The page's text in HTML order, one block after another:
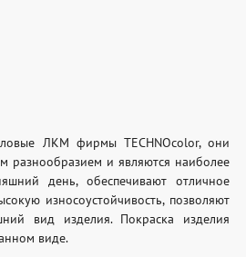
ЛКМ фирмы TECHNOcolor, они
разнообразием и являются наиболее
день, обеспечивают отличное
износоустойчивость, позволяют
вид изделия. Покраска изделия
виде.